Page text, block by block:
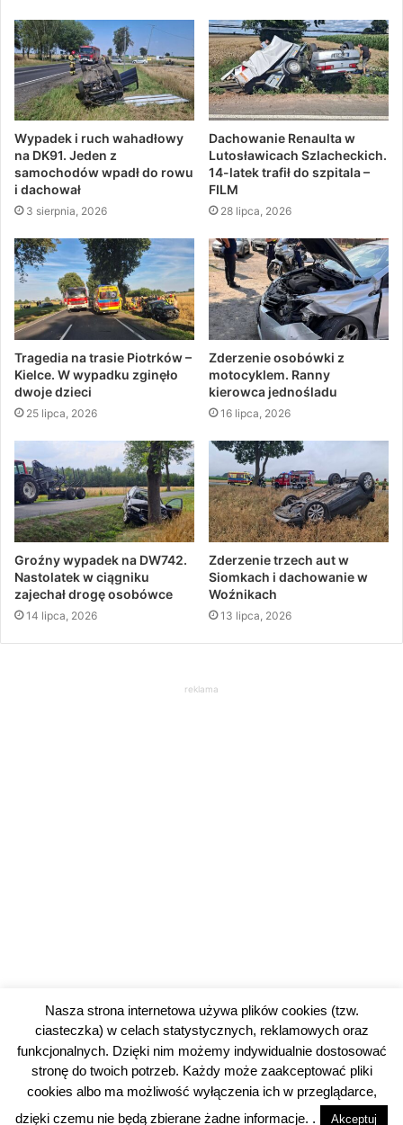
Wypadek i ruch wahadłowy
na DK91. Jeden z
samochodów wpadł do rowu
i dachował
3 sierpnia, 2026
Dachowanie Renaulta w
Lutosławicach Szlacheckich.
14-latek trafił do szpitala –
FILM
28 lipca, 2026
Tragedia na trasie Piotrków –
Kielce. W wypadku zginęło
dwoje dzieci
25 lipca, 2026
Zderzenie osobówki z
motocyklem. Ranny
kierowca jednośladu
16 lipca, 2026
Groźny wypadek na DW742.
Nastolatek w ciągniku
zajechał drogę osobówce
14 lipca, 2026
Zderzenie trzech aut w
Siomkach i dachowanie w
Woźnikach
13 lipca, 2026
reklama
Nasza strona internetowa używa plików cookies (tzw.
ciasteczka) w celach statystycznych, reklamowych oraz
funkcjonalnych. Dzięki nim możemy indywidualnie dostosować
stronę do twoich potrzeb. Każdy może zaakceptować pliki
cookies albo ma możliwość wyłączenia ich w przeglądarce,
dzięki czemu nie będą zbierane żadne informacje. .
Akceptuj